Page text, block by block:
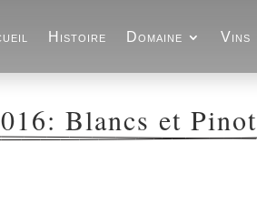
Histoire Domaine Vins
Blancs et Pinot